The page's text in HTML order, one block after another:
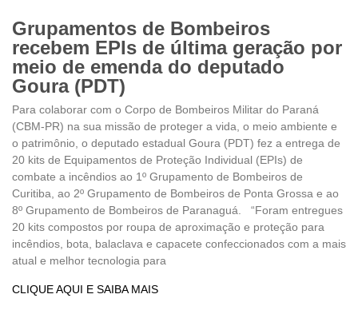
Grupamentos de Bombeiros
recebem EPIs de última geração por
meio de emenda do deputado
Goura (PDT)
Para colaborar com o Corpo de Bombeiros Militar do Paraná
(CBM-PR) na sua missão de proteger a vida, o meio ambiente e
o patrimônio, o deputado estadual Goura (PDT) fez a entrega de
20 kits de Equipamentos de Proteção Individual (EPIs) de
combate a incêndios ao 1º Grupamento de Bombeiros de
Curitiba, ao 2º Grupamento de Bombeiros de Ponta Grossa e ao
8º Grupamento de Bombeiros de Paranaguá. “Foram entregues
20 kits compostos por roupa de aproximação e proteção para
incêndios, bota, balaclava e capacete confeccionados com a mais
atual e melhor tecnologia para
CLIQUE AQUI E SAIBA MAIS